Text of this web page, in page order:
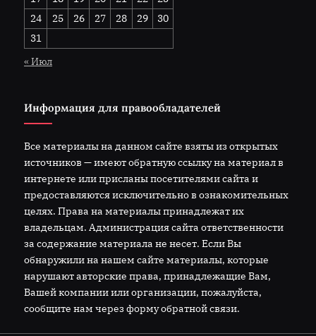
24
25 26 27 28 29
30
31
« Июл
Информация для правообладателей
Все материалы на данном сайте взяты из открытых
источников — имеют обратную ссылку на материал в
интернете или присланы посетителями сайта и
предоставляются исключительно в ознакомительных
целях. Права на материалы принадлежат их
владельцам. Администрация сайта ответственности
за содержание материала не несет. Если Вы
обнаружили на нашем сайте материалы, которые
нарушают авторские права, принадлежащие Вам,
Вашей компании или организации, пожалуйста,
сообщите нам через форму обратной связи.